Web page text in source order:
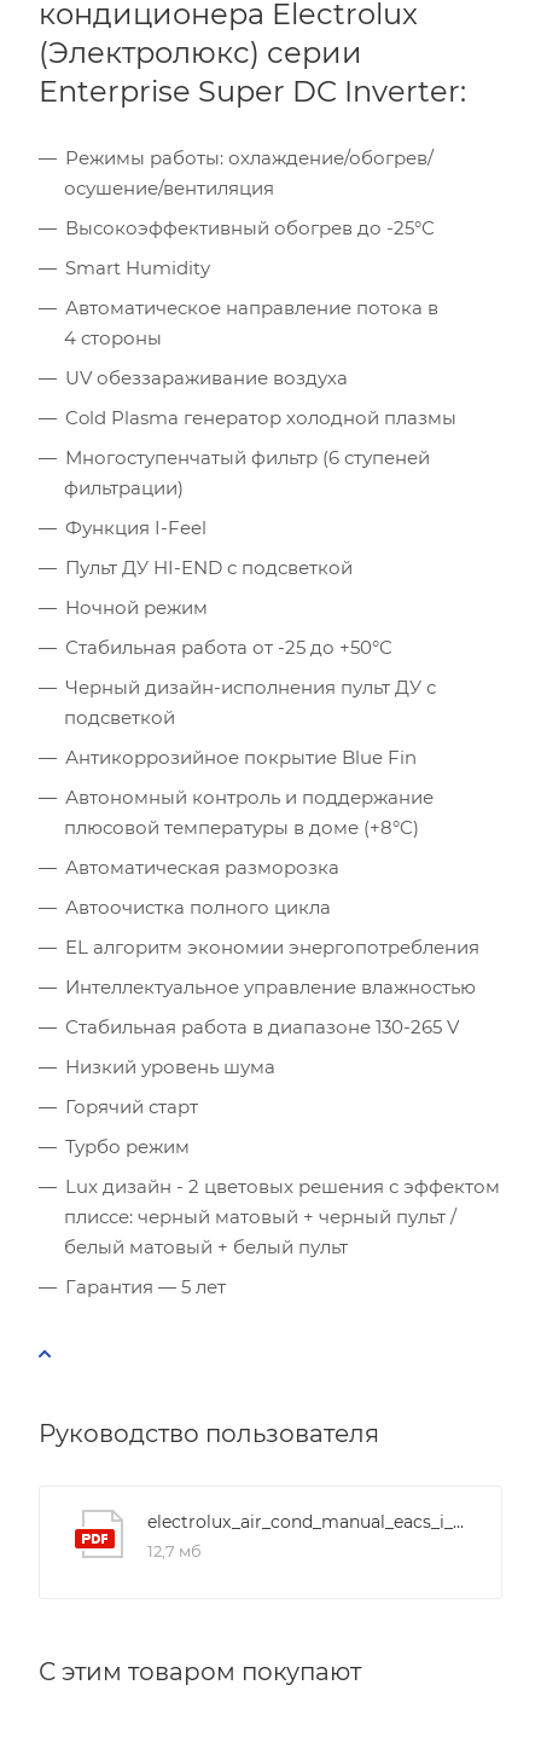
кондиционера Electrolux
(Электролюкс) серии
Enterprise Super DC Inverter:
Режимы работы: охлаждение/обогрев/
осушение/вентиляция
Высокоэффективный обогрев до -25°С
Smart Humidity
Автоматическое направление потока в
4 стороны
UV обеззараживание воздуха
Cold Plasma генератор холодной плазмы
Многоступенчатый фильтр (6 ступеней
фильтрации)
Функция I-Feel
Пульт ДУ HI-END с подсветкой
Ночной режим
Стабильная работа от -25 до +50°C
Черный дизайн-исполнения пульт ДУ с
подсветкой
Антикоррозийное покрытие Blue Fin
Автономный контроль и поддержание
плюсовой температуры в доме (+8°C)
Автоматическая разморозка
Автоочистка полного цикла
EL алгоритм экономии энергопотребления
Интеллектуальное управление влажностью
Стабильная работа в диапазоне 130-265 V
Низкий уровень шума
Горячий старт
Турбо режим
Lux дизайн - 2 цветовых решения с эффектом
плиссе: черный матовый + черный пульт /
белый матовый + белый пульт
Гарантия — 5 лет
Руководство пользователя
electrolux_air_cond_manual_eacs_i_hen_black_white_n8
12,7 мб
С этим товаром покупают
Инсоляция (степень освещенности солнцем)
Количество людей
Количество компьютеров
Мощность остальной бытовой техники, Вт
Расчётная мощность охлаждения:
Рекомендуемый диапазон мощности: